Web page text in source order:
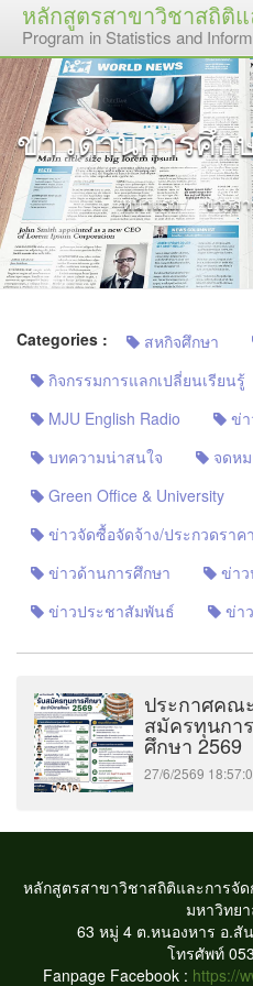
หลักสูตรสาขาวิชาสถิติ
Program in Statistics and
ข่าวด้านการศึก
หน้าแรก ข่าวส
Categories : สหกิจศึกษา
กิจกรรมการแลกเปลี่ยนเรียนรู้
MJU English Radio
ข่า
บทความน่าสนใจ
จดห
Green Office & University
ข่าวจัดซื้อจัดจ้าง/ประกวดราคา
ข่าวด้านการศึกษา
ข่าว
ข่าวประชาสัมพันธ์
ข่า
ประกาศคณ
สมัครทุนกา
ศึกษา 2569
27/6/2569
หลักสูตรสาขาวิชาสถิติและการจัด
มหาวิทย
63 หมู่ 4 ต.หนองหาร อ.สั
โทรศัพท์
Fanpage Facebook : https://